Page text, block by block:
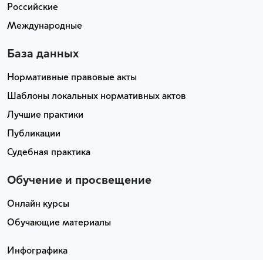
Российские
Международные
База данных
Нормативные правовые акты
Шаблоны локальных нормативных актов
Лучшие практики
Публикации
Судебная практика
Обучение и просвещение
Онлайн курсы
Обучающие материалы
Инфографика